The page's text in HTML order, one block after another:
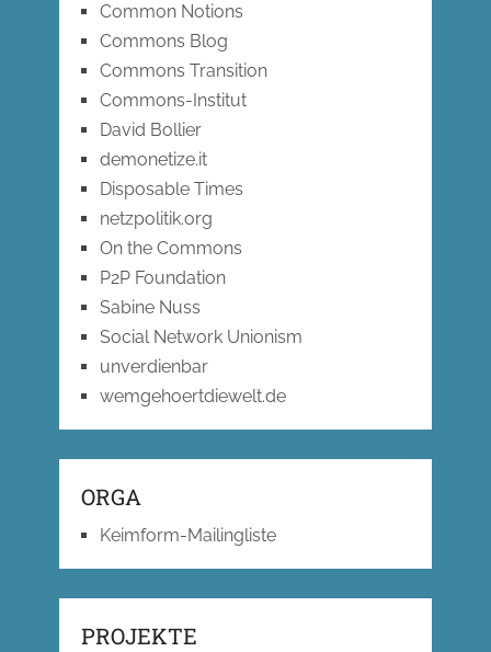
Common Notions
Commons Blog
Commons Transition
Commons-Institut
David Bollier
demonetize.it
Disposable Times
netzpolitik.org
On the Commons
P2P Foundation
Sabine Nuss
Social Network Unionism
unverdienbar
wemgehoertdiewelt.de
ORGA
Keimform-Mailingliste
PROJEKTE